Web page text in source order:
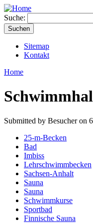
Suche:
Sitemap
Kontakt
Home
Submitted by Besucher on
25-m-Becken
Bad
Imbiss
Lehrschwimmbecken
Sachsen-Anhalt
Sauna
Sauna
Schwimmkurse
Sportbad
Finnische Sauna